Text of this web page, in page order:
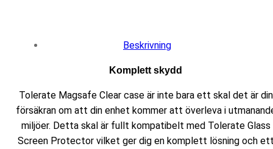
Beskrivning
Komplett skydd
Tolerate Magsafe Clear case är inte bara ett skal det är din
försäkran om att din enhet kommer att överleva i
miljöer. Detta skal är fullt kompatibelt med Tolerate Glass
Screen Protector vilket ger dig en komplett lösning och